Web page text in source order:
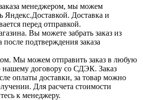
менеджером, мы можем
Яндекс.Доставкой. Доставка и
перед отправкой.
Вы можете забрать заказ из
после подтверждения заказа
Мы можем отправить заказ в любую
нашему договору со СДЭК. Заказ
оплаты доставки, за товар можно
Для расчета стоимости
к менеджеру.